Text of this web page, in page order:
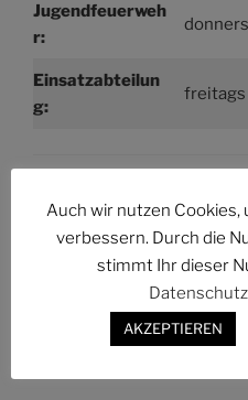
Jugendfeuerweh
r:
Einsatzabteilun
g:
freitags
Auch wir nutzen Cookies,
verbessern. Durch die
stimmt Ihr dieser
AKZEPTIEREN